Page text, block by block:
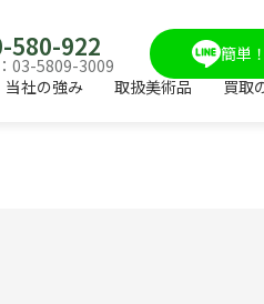
580-922
03-5809-3009
簡単
当社の強み 取扱美術品 買取